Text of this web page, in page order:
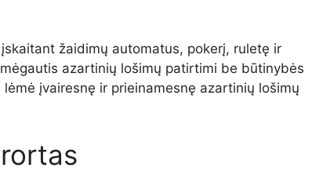
žaidimų automatus, pokerį, ruletę ir
azartinių lošimų patirtimi be būtinybės
įvairesnę ir prieinamesnę azartinių lošimų